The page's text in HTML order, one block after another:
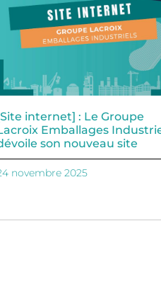
internet] : Le Groupe
Emballages
son nouveau site
novembre 2025